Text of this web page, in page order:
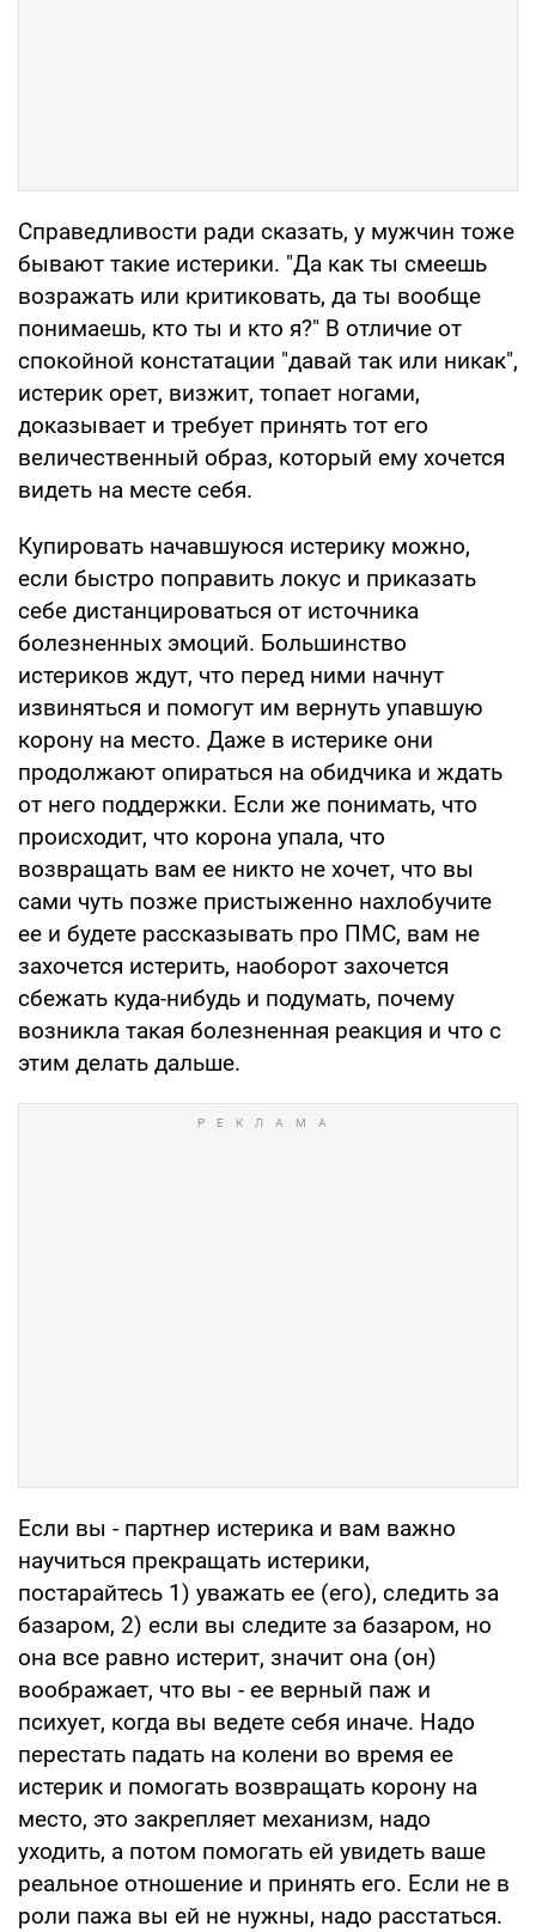
Справедливости ради сказать, у мужчин тоже
бывают такие истерики. "Да как ты смеешь
возражать или критиковать, да ты вообще
понимаешь, кто ты и кто я?" В отличие от
спокойной констатации "давай так или никак",
истерик орет, визжит, топает ногами,
доказывает и требует принять тот его
величественный образ, который ему хочется
видеть на месте себя.
Купировать начавшуюся истерику можно,
если быстро поправить локус и приказать
себе дистанцироваться от источника
болезненных эмоций. Большинство
истериков ждут, что перед ними начнут
извиняться и помогут им вернуть упавшую
корону на место. Даже в истерике они
продолжают опираться на обидчика и ждать
от него поддержки. Если же понимать, что
происходит, что корона упала, что
возвращать вам ее никто не хочет, что вы
сами чуть позже пристыженно нахлобучите
ее и будете рассказывать про ПМС, вам не
захочется истерить, наоборот захочется
сбежать куда-нибудь и подумать, почему
возникла такая болезненная реакция и что с
этим делать дальше.
Если вы - партнер истерика и вам важно
научиться прекращать истерики,
постарайтесь 1) уважать ее (его), следить за
базаром, 2) если вы следите за базаром, но
она все равно истерит, значит она (он)
воображает, что вы - ее верный паж и
психует, когда вы ведете себя иначе. Надо
перестать падать на колени во время ее
истерик и помогать возвращать корону на
место, это закрепляет механизм, надо
уходить, а потом помогать ей увидеть ваше
реальное отношение и принять его. Если не в
роли пажа вы ей не нужны, надо расстаться.